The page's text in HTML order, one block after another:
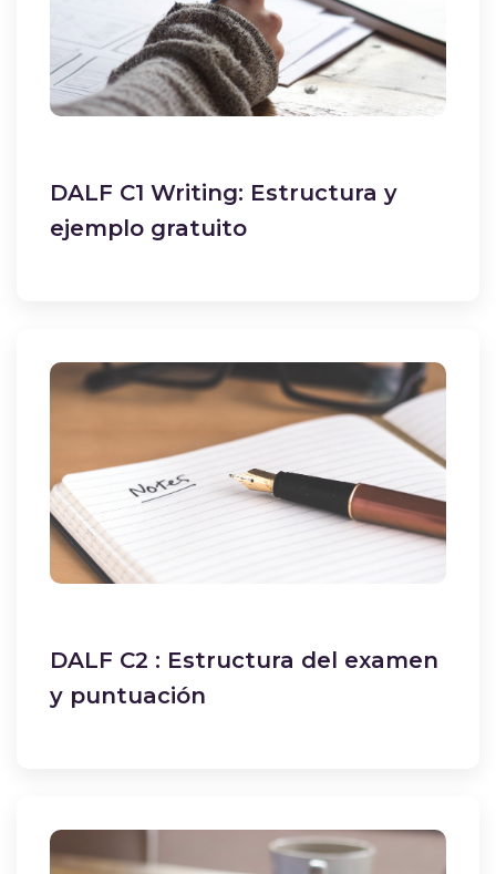
DALF C1 Writing: Estructura y
ejemplo gratuito
DALF C2 : Estructura del examen
y puntuación